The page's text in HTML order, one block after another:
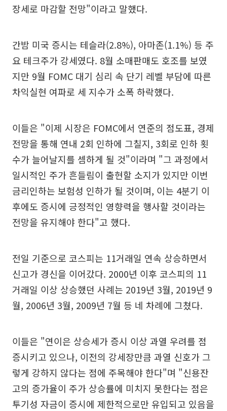
장세로 마감할 전망"이라고 말했다.
간밤 미국 증시는 테슬라(2.8%), 아마존(1.1%) 등 주
요 테크주가 강세였다. 8월 소매판매도 호조를 보였
지만 9월 FOMC 대기 심리 속 단기 레벨 부담에 따른
차익실현 여파로 세 지수가 소폭 하락했다.
이들은 "이제 시장은 FOMC에서 연준의 점도표, 경제
전망을 통해 연내 2회 인하에 그칠지, 3회로 인하 횟
수가 늘어날지를 셈하게 될 것"이라며 "그 과정에서
일시적인 주가 흔들림이 출현할 소지가 있지만 이번
금리인하는 보험성 인하가 될 것이며, 이는 4분기 이
후에도 증시에 긍정적인 영향력을 행사할 것이라는
전망을 유지해야 한다"고 했다.
전일 기준으로 코스피는 11거래일 연속 상승하면서
신고가 경신을 이어갔다. 2000년 이후 코스피의 11
거래일 이상 상승했던 사례는 2019년 3월, 2019년 9
월, 2006년 3월, 2009년 7월 등 네 차례에 그쳤다.
이들은 "연이은 상승세가 증시 이상 과열 우려를 점
증시키고 있으나, 이전의 강세장만큼 과열 신호가 그
렇게 강하지 않다는 점에 주목해야 한다"며 "신용잔
고의 증가율이 주가 상승률에 미치지 못한다는 점은
투기성 자금이 증시에 제한적으로만 유입되고 있음을